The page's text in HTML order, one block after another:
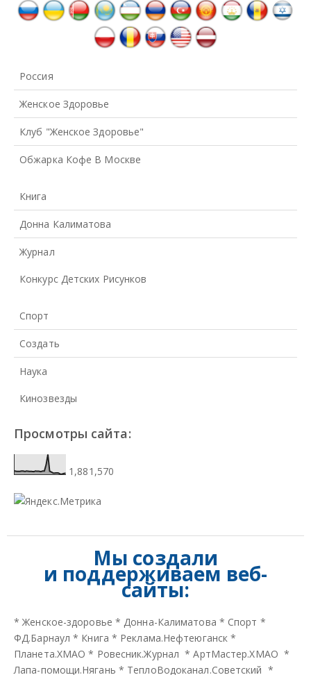
Россия
Женское Здоровье
Клуб "Женское Здоровье"
Обжарка Кофе В Москве
Книга
Донна Калиматова
Журнал
Конкурс Детских Рисунков
Спорт
Создать
Наука
Кинозвезды
Просмотры сайта:
1,881,570
Мы создали
и поддерживаем веб-
сайты:
*Женское-здоровье *Донна-Калиматова * Спорт *
ФД.Барнаул * Книга * Реклама.Нефтеюганск *
Планета.ХМАО * Ровесник.Журнал *АртМастер.ХМАО *
Лапа-помощи.Нягань * ТеплоВодоканал.Советский *